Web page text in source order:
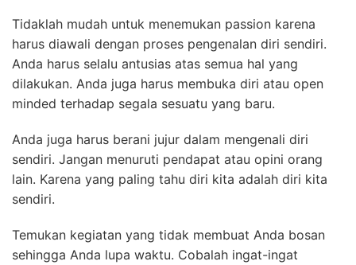
Tidaklah mudah untuk menemukan passion karena
harus diawali dengan proses pengenalan diri sendiri.
Anda harus selalu antusias atas semua hal yang
dilakukan. Anda juga harus membuka diri atau open
minded terhadap segala sesuatu yang baru.
Anda juga harus berani jujur dalam mengenali diri
sendiri. Jangan menuruti pendapat atau opini orang
lain. Karena yang paling tahu diri kita adalah diri kita
sendiri.
Temukan kegiatan yang tidak membuat Anda bosan
sehingga Anda lupa waktu. Cobalah ingat-ingat